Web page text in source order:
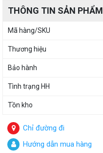
THÔNG TIN SẢN PHẨM
Mã hàng/SKU
Thương hiệu
Bảo hành
Tình trạng HH
Tồn kho
Chỉ đường đi
Hướng dẫn mua hàng